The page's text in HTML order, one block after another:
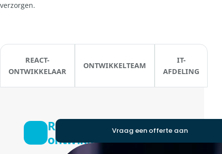
verzorgen.
REACT-
ONTWIKKELAAR
ONTWIKKELTEAM
IT-
AFDELING
React-
ontwikkelaar
Vraag een offerte aan